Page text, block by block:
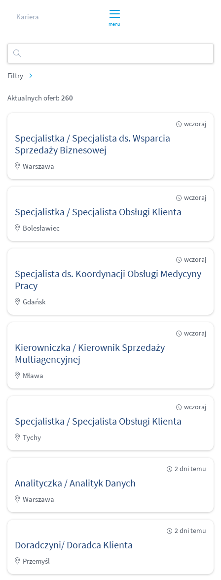
menu
Kariera
Filtry
Aktualnych ofert: 260
Specjalistka / Specjalista ds. Wsparcia
Sprzedaży Biznesowej
wczoraj
Warszawa
Specjalistka / Specjalista Obsługi Klienta
wczoraj
Bolesławiec
Specjalista ds. Koordynacji Obsługi Medycyny
Pracy
wczoraj
Gdańsk
Kierowniczka / Kierownik Sprzedaży
Multiagencyjnej
wczoraj
Mława
Specjalistka / Specjalista Obsługi Klienta
wczoraj
Tychy
Analityczka / Analityk Danych
2 dni temu
Warszawa
Doradczyni/ Doradca Klienta
2 dni temu
Przemyśl